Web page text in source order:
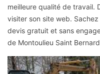
meilleure qualité de travail.
visiter son site web.
devis gratuit et sans
de Montoulieu Saint